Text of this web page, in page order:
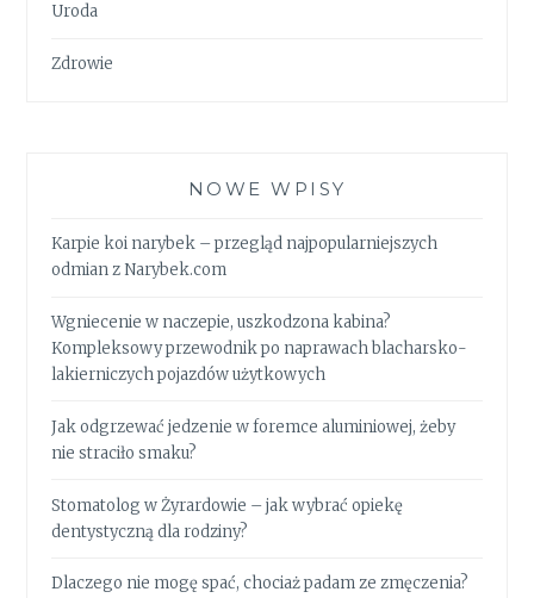
Uroda
Zdrowie
NOWE WPISY
Karpie koi narybek – przegląd najpopularniejszych
odmian z Narybek.com
Wgniecenie w naczepie, uszkodzona kabina?
Kompleksowy przewodnik po naprawach blacharsko-
lakierniczych pojazdów użytkowych
Jak odgrzewać jedzenie w foremce aluminiowej, żeby
nie straciło smaku?
Stomatolog w Żyrardowie – jak wybrać opiekę
dentystyczną dla rodziny?
Dlaczego nie mogę spać, chociaż padam ze zmęczenia?